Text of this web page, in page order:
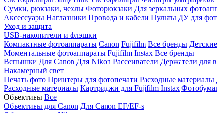
Сумки, рюкзаки, чехлы Фоторюкзаки Для зеркальных
Аксессуары Наглазники Провода и кабели Пульты ДУ для
Уход и защита
USB-накопители и флэшки
Компактные фотоаппараты Canon Fujifilm Все бренды
Моментальные фотоаппараты Fujifilm Instax Все бренды
Вспышки Для Canon Для Nikon Рассеиватели Держатели для
Накамерный свет
Печать фото Принтеры для фотопечати Расходные материалы
Расходные материалы Картриджи для Fujifilm Instax
Объективы Все
Объективы для Canon Для Canon EF/EF-s